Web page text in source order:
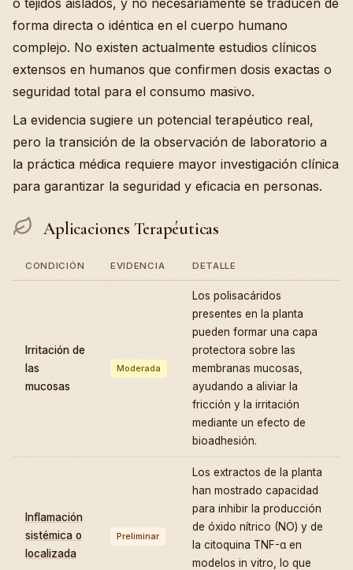
o tejidos aislados, y no necesariamente se traducen de
forma directa o idéntica en el cuerpo humano
complejo. No existen actualmente estudios clínicos
extensos en humanos que confirmen dosis exactas o
seguridad total para el consumo masivo.
La evidencia sugiere un potencial terapéutico real,
pero la transición de la observación de laboratorio a
la práctica médica requiere mayor investigación clínica
para garantizar la seguridad y eficacia en personas.
Aplicaciones Terapéuticas
CONDICIÓN EVIDENCIA DETALLE
Irritación de
las
mucosas
Moderada
Los polisacáridos
presentes en la planta
pueden formar una capa
protectora sobre las
membranas mucosas,
ayudando a aliviar la
fricción y la irritación
mediante un efecto de
bioadhesión.
Inflamación
sistémica o
localizada
Preliminar
Los extractos de la planta
han mostrado capacidad
para inhibir la producción
de óxido nítrico (NO) y de
la citoquina TNF-α en
modelos in vitro, lo que